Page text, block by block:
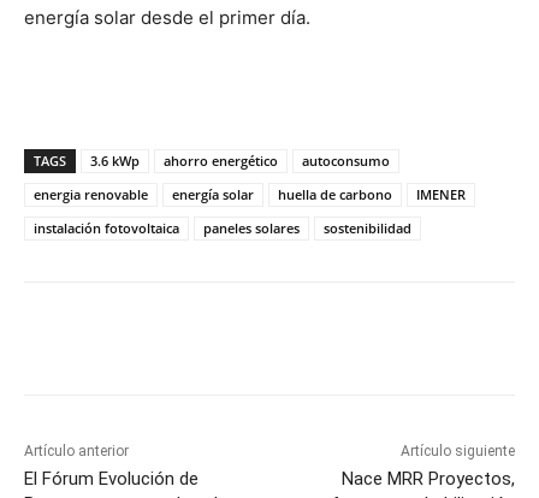
energía solar desde el primer día.
TAGS 3.6 kWp ahorro energético
autoconsumo
energia renovable
energía solar huella de carbono
IMENER
instalación fotovoltaica
paneles solares sostenibilidad
Artículo anterior
El Fórum Evolución de
Artículo siguiente
Nace MRR Proyectos,